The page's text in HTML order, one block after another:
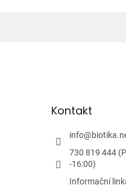
Kontakt
info@
730 819 444
-16:00)
Informační